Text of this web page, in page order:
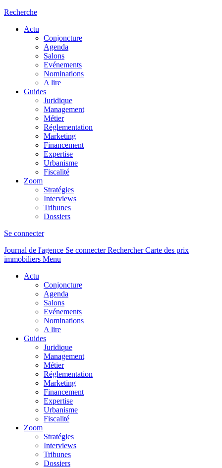
Recherche
Actu
Conjoncture
Agenda
Salons
Evénements
Nominations
A lire
Guides
Juridique
Management
Métier
Réglementation
Marketing
Financement
Expertise
Urbanisme
Fiscalité
Zoom
Stratégies
Interviews
Tribunes
Dossiers
Se connecter
Journal de l'agence Se connecterRechercher Carte des prix
immobiliers Menu
Actu
Conjoncture
Agenda
Salons
Evénements
Nominations
A lire
Guides
Juridique
Management
Métier
Réglementation
Marketing
Financement
Expertise
Urbanisme
Fiscalité
Zoom
Stratégies
Interviews
Tribunes
Dossiers